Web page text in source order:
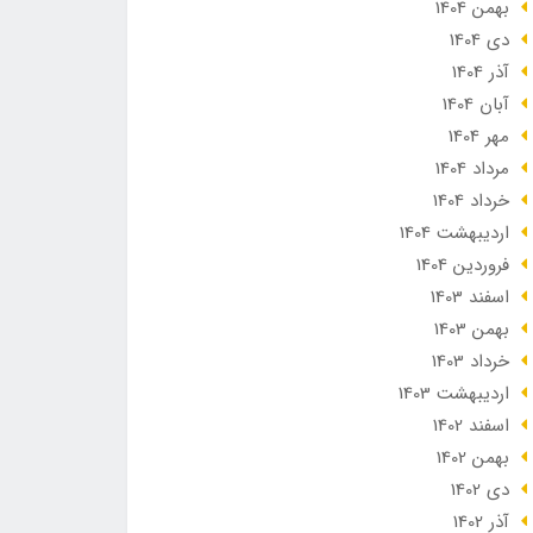
بهمن 1404
دی 1404
آذر 1404
آبان 1404
مهر 1404
مرداد 1404
خرداد 1404
ارديبهشت 1404
فروردین 1404
اسفند 1403
بهمن 1403
خرداد 1403
ارديبهشت 1403
اسفند 1402
بهمن 1402
دی 1402
آذر 1402